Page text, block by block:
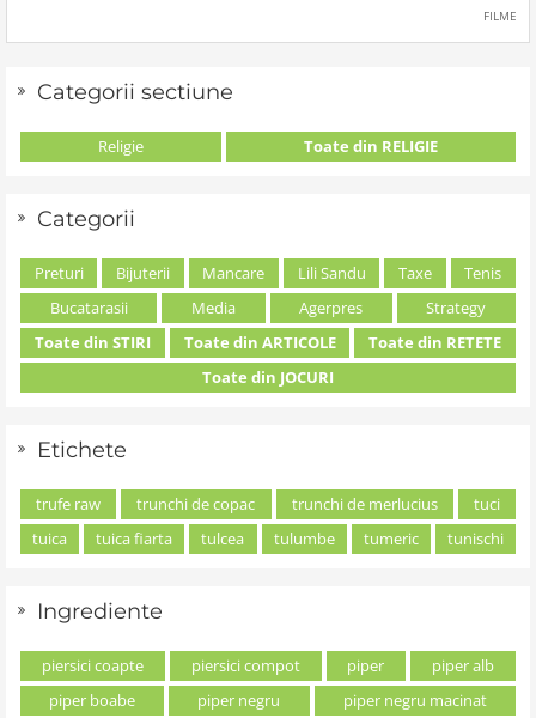
FILME
Categorii sectiune
Religie Toate din RELIGIE
Categorii
Preturi Bijuterii Mancare Lili Sandu Taxe
Tenis
Bucatarasii
Media Agerpres
Strategy
Toate din STIRI
Toate din ARTICOLE
Toate din RETETE
Toate din JOCURI
Etichete
trufe raw trunchi de copac trunchi de merlucius
tuci
tuica
tuica fiarta tulcea tulumbe tumeric tunischi
Ingrediente
piersici coapte piersici compot piper
piper alb
piper boabe
piper negru piper negru macinat